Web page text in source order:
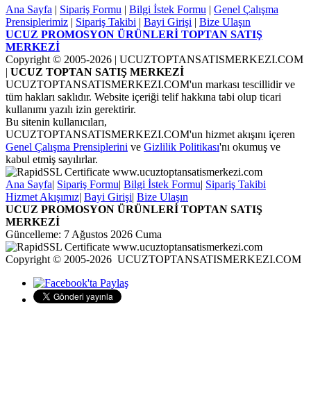
Ana Sayfa | Sipariş Formu | Bilgi İstek Formu | Genel Çalışma
Prensiplerimiz | Sipariş Takibi | Bayi Girişi | Bize Ulaşın
UCUZ PROMOSYON ÜRÜNLERİ TOPTAN SATIŞ
MERKEZİ
Copyright © 2005-2026 | UCUZTOPTANSATISMERKEZI.COM
| UCUZ TOPTAN SATIŞ MERKEZİ
UCUZTOPTANSATISMERKEZI.COM'un markası tescillidir ve
tüm hakları saklıdır. Website içeriği telif hakkına tabi olup ticari
kullanımı yazılı izin gerektirir.
Bu sitenin kullanıcıları,
UCUZTOPTANSATISMERKEZI.COM'un hizmet akışını içeren
Genel Çalışma Prensiplerini ve Gizlilik Politikası'nı okumuş ve
kabul etmiş sayılırlar.
Ana Sayfa| Sipariş Formu| Bilgi İstek Formu| Sipariş Takibi
Hizmet Akışımız| Bayi Girişi| Bize Ulaşın
UCUZ PROMOSYON ÜRÜNLERİ TOPTAN SATIŞ
MERKEZİ
Güncelleme: 7 Ağustos 2026 Cuma
Copyright © 2005-2026 UCUZTOPTANSATISMERKEZI.COM